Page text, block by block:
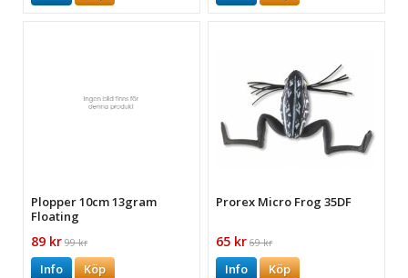
Plopper 10cm 13gram
Floating
89 kr 99 kr
Info Köp
Prorex Micro Frog 35DF
65 kr 69 kr
Info Köp